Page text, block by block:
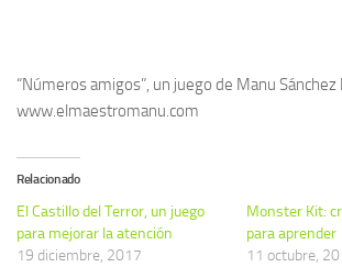
“Números amigos”, un juego de Manu
www.elmaestromanu.com
Relacionado
El Castillo del Terror, un juego
para mejorar la atención
19 diciembre, 2017
Monster Kit:
para aprender
11 octubre,